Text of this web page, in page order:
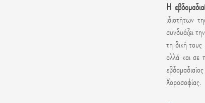
Η
ιδιοτήτων
συνδυάζει
τη δική
αλλά και σε
Χοροσοφίας.